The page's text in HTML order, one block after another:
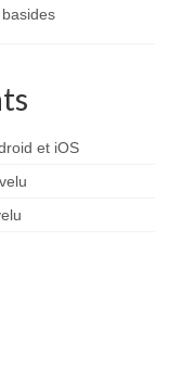
et iOS